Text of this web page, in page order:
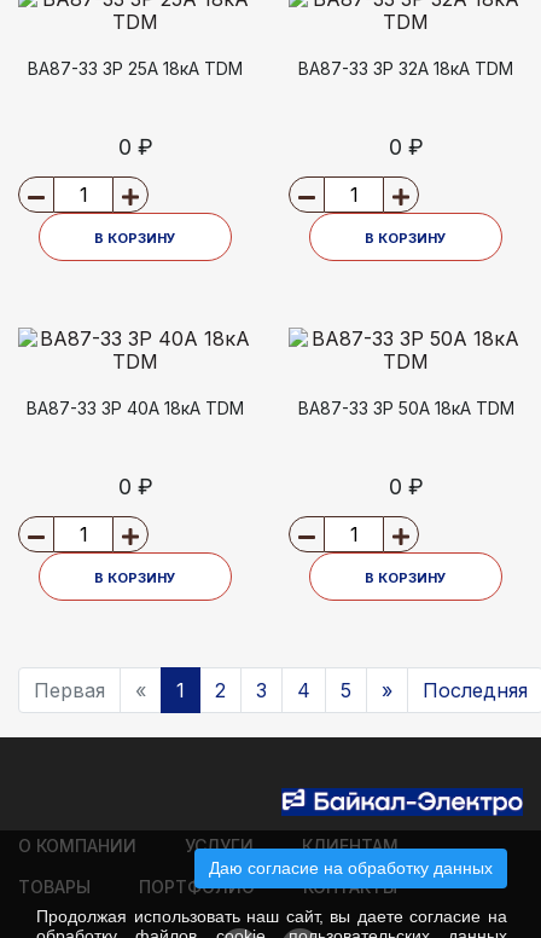
ВА87-33 3Р 25А 18кА TDM
0 ₽
В КОРЗИНУ
ВА87-33 3Р 32А 18кА TDM
0 ₽
В КОРЗИНУ
ВА87-33 3Р 40А 18кА TDM
0 ₽
В КОРЗИНУ
ВА87-33 3Р 50А 18кА TDM
0 ₽
В КОРЗИНУ
Первая « 1 2 3 4 5 » Последняя
О КОМПАНИИ УСЛУГИ
КЛИЕНТАМ
ТОВАРЫ
ПОРТФОЛИО КОНТАКТЫ
Даю согласие на обработку данных
Продолжая использовать наш сайт, вы даете согласие на